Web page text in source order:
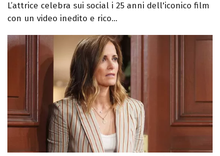
L’attrice celebra sui social i 25 anni dell'iconico film
con un video inedito e rico...